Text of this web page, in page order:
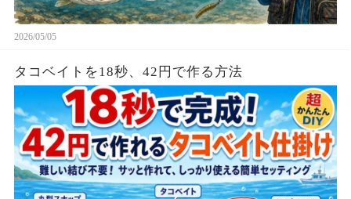
2026/05/05
タコベイトを18秒、42円で作る方法